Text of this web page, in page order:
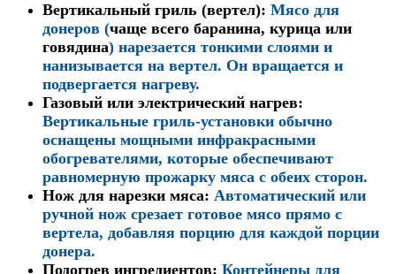
Вертикальный гриль (вертел): Мясо для
донеров (чаще всего баранина, курица или
говядина) нарезается тонкими слоями и
нанизывается на вертел. Он вращается и
подвергается нагреву.
Газовый или электрический нагрев:
Вертикальные гриль-установки обычно
оснащены мощными инфракрасными
обогревателями, которые обеспечивают
равномерную прожарку мяса с обеих сторон.
Нож для нарезки мяса: Автоматический или
ручной нож срезает готовое мясо прямо с
вертела, добавляя порцию для каждой порции
донера.
Подогрев ингредиентов: Контейнеры для